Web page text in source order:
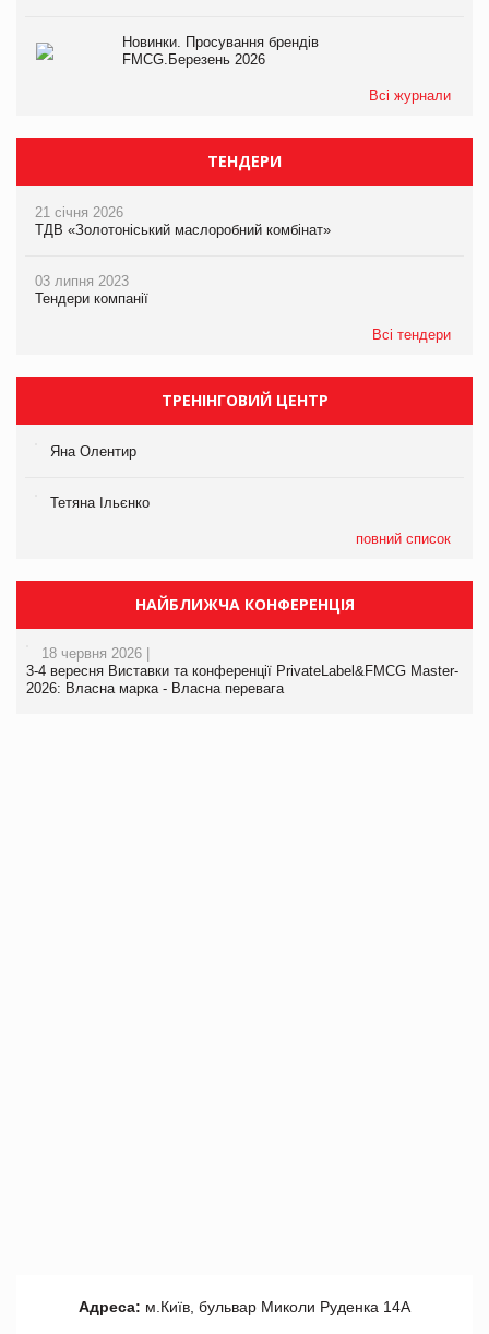
Новинки. Просування брендів
FMCG.Березень 2026
Всі журнали
ТЕНДЕРИ
21 січня 2026
ТДВ «Золотоніський маслоробний комбінат»
03 липня 2023
Тендери компанії
Всі тендери
ТРЕНІНГОВИЙ ЦЕНТР
Яна Олентир
Тетяна Ільєнко
повний список
НАЙБЛИЖЧА КОНФЕРЕНЦІЯ
18 червня 2026 |
3-4 вересня Виставки та конференції PrivateLabel&FMCG Master-
2026: Власна марка - Власна перевага
Адреса: м.Київ, бульвар Миколи Руденка 14А